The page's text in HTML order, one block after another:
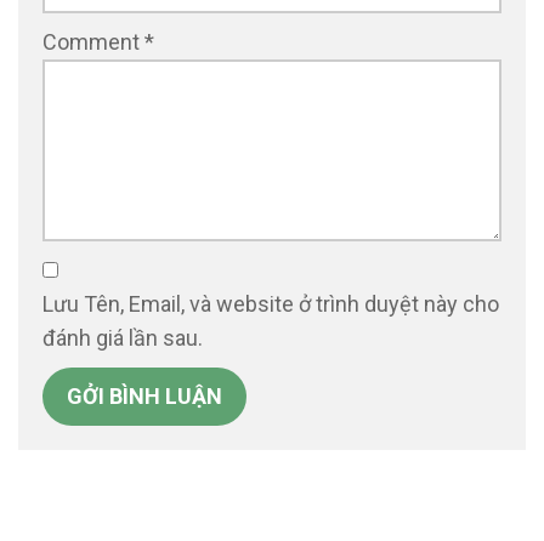
Comment*
Lưu Tên, Email, và website ở trình duyệt này cho
đánh giá lần sau.